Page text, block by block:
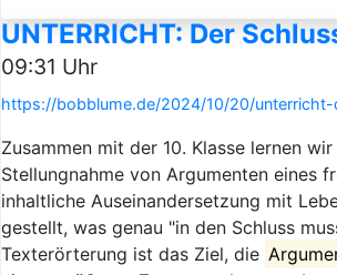
UNTERRICHT: Der
09:31 Uhr
https://bobblume.de/2024/10/20/
Zusammen mit der 10. Klasse lernen
Stellungnahme von Argumenten eines
inhaltliche Auseinandersetzung mit
gestellt, was genau "in den Schluss
Texterörterung ist das Ziel, die